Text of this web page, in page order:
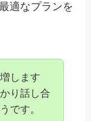
適なプランを
します
り話し合
です。